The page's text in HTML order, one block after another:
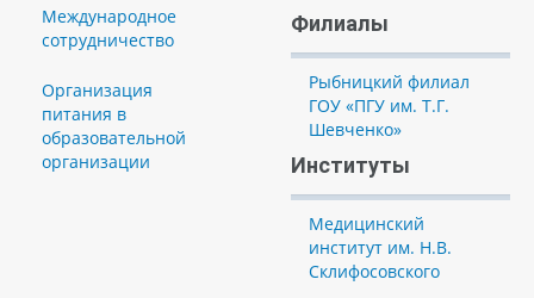
Международное
сотрудничество
Организация
питания в
образовательной
организации
Филиалы
Рыбницкий филиал
ГОУ «ПГУ им. Т.Г.
Шевченко»
Институты
Медицинский
институт им. Н.В.
Склифосовского